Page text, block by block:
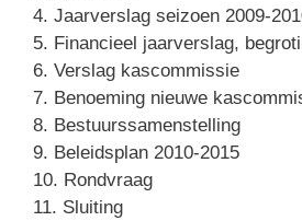
4. Jaarverslag seizoen 2009-
5. Financieel jaarverslag,
6. Verslag kascommissie
7. Benoeming nieuwe
8. Bestuurssamenstelling
9. Beleidsplan 2010-2015
10. Rondvraag
11. Sluiting